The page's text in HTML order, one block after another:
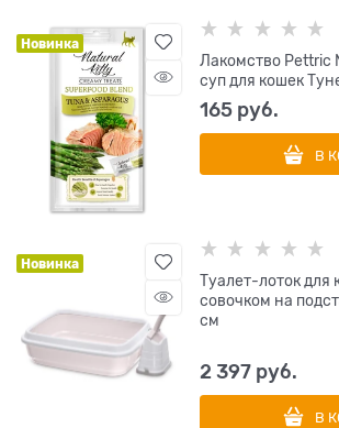
Новинка
Лакомство Pettric
суп для кошек
165 руб.
В
Новинка
Туалет-лоток для
совочком на
см
2 397 руб.
В